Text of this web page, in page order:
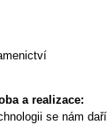
a realizace:
se nám